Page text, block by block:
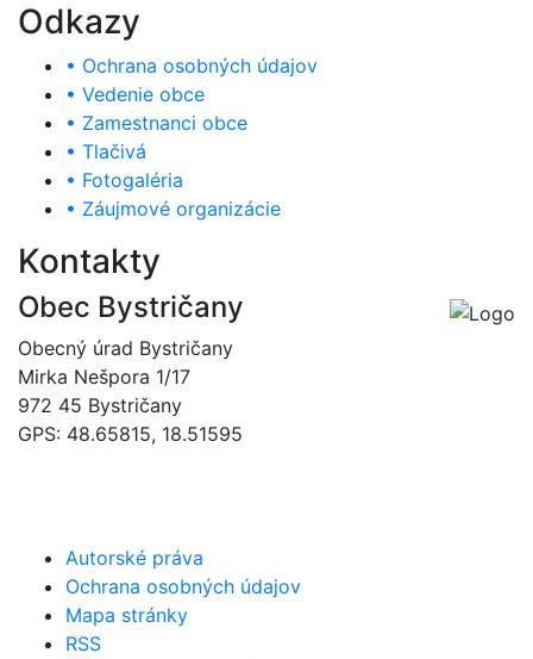
Odkazy
• Ochrana osobných údajov
• Vedenie obce
• Zamestnanci obce
• Tlačivá
• Fotogaléria
• Záujmové organizácie
Kontakty
Obec Bystričany
Obecný úrad Bystričany
Mirka Nešpora 1/17
972 45 Bystričany
GPS: 48.65815, 18.51595
Autorské práva
Ochrana osobných údajov
Mapa stránky
RSS